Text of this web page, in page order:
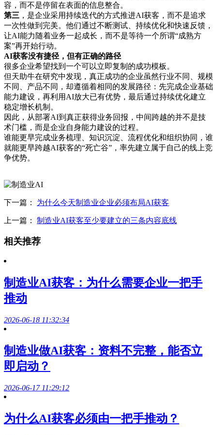
容，而不是停留在表面的信息整合。
第三 ，是企业采用持续迭代的方式推进AI获客，而不是追求
一次性做到完美。他们通过不断测试、持续优化和快速反馈，
让AI能力随着业务一起成长，而不是等待一个所谓“成熟方
案”再开始行动。
AI获客没有捷径，但有正确的路径
很多企业希望找到一个可以立即复制的成功模板。
但天助牛在研究中发现，真正成功的企业虽然行业不同、规模
不同、产品不同，却遵循着相同的发展路径：先完成企业基础
能力建设，再利用AI放大已有优势，最后通过持续优化建立
稳定增长机制。
因此，从部署AI到真正获得业务回报，中间跨越的并不是技
术门槛，而是企业自身能力建设的过程。
谁能更早完成业务梳理、知识沉淀、流程优化和组织协同，谁
就能更早跨越AI获客的“死亡谷”，率先建立属于自己的线上竞
争优势。
下一篇： 为什么今天制造业企业必须布局AI获客
上一篇： 制造业AI获客至少要建立的三条内容底线
相关推荐
制造业AI获客：为什么需要企业一把手
推动
2026-06-18 11:32:34
制造业做AI获客：资料不完整，能否立
即启动？
2026-06-17 11:29:12
为什么AI获客必须由一把手推动？